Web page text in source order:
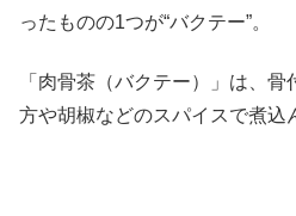
ったものの1つが“バクテー”。
「肉骨茶（バクテー）」は、
方や胡椒などのスパイスで煮込